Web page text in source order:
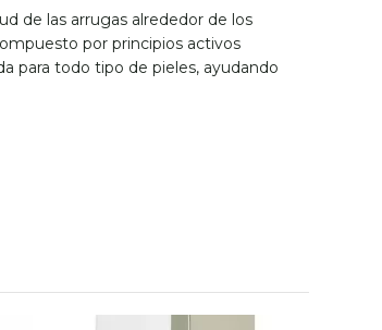
de las arrugas alrededor de los
por principios activos
para todo tipo de pieles, ayudando